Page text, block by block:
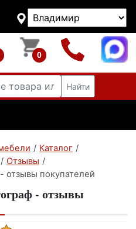
0
Найти
/ Каталог /
/ Отзывы /
отзывы покупателей
- отзывы